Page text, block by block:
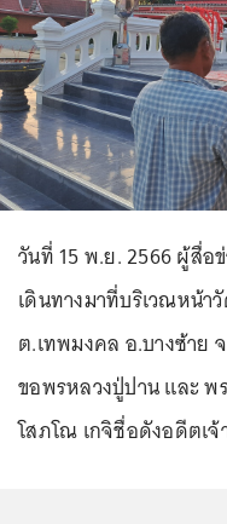
วันที่ 15 พ.ย. 2566 ผู้สื่อ
เดินทางมาที่บริเวณหน้า
ต.เทพมงคล อ.บางซ้าย
ขอพรหลวงปู่ปาน และ
โสภโณ เกจิชื่อดังอดีตเจ้